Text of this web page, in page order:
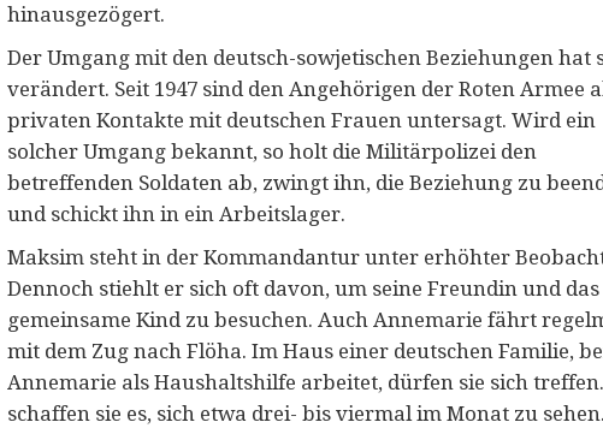
hinausgezögert.
Der Umgang mit den deutsch-sowjetischen Beziehungen hat
verändert. Seit 1947 sind den Angehörigen der Roten Armee
privaten Kontakte mit deutschen Frauen untersagt. Wird ein
solcher Umgang bekannt, so holt die Militärpolizei den
betreffenden Soldaten ab, zwingt ihn, die Beziehung zu
und schickt ihn in ein Arbeitslager.
Maksim steht in der Kommandantur unter erhöhter
Dennoch stiehlt er sich oft davon, um seine Freundin und das
gemeinsame Kind zu besuchen. Auch Annemarie fährt
mit dem Zug nach Flöha. Im Haus einer deutschen Familie,
Annemarie als Haushaltshilfe arbeitet, dürfen sie sich treffen.
schaffen sie es, sich etwa drei- bis viermal im Monat zu sehen.